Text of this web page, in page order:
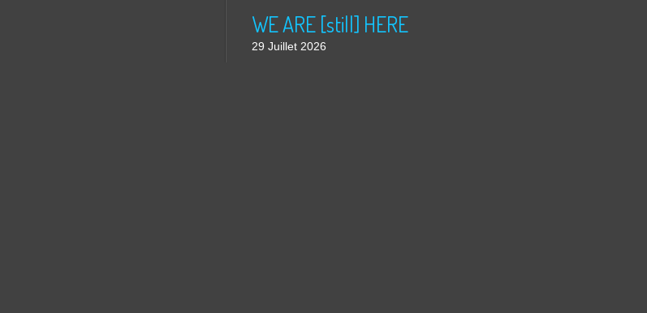
WE ARE [still] HERE
29 Juillet 2026